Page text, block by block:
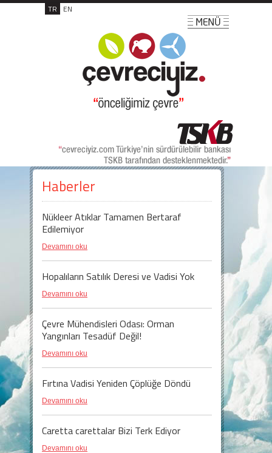
TR EN
Haberler
Nükleer Atıklar Tamamen Bertaraf
Edilemiyor
Devamını oku
Hopalıların Satılık Deresi ve Vadisi Yok
Devamını oku
Çevre Mühendisleri Odası: Orman
Yangınları Tesadüf Değil!
Devamını oku
Fırtına Vadisi Yeniden Çöplüğe Döndü
Devamını oku
Caretta carettalar Bizi Terk Ediyor
Devamını oku